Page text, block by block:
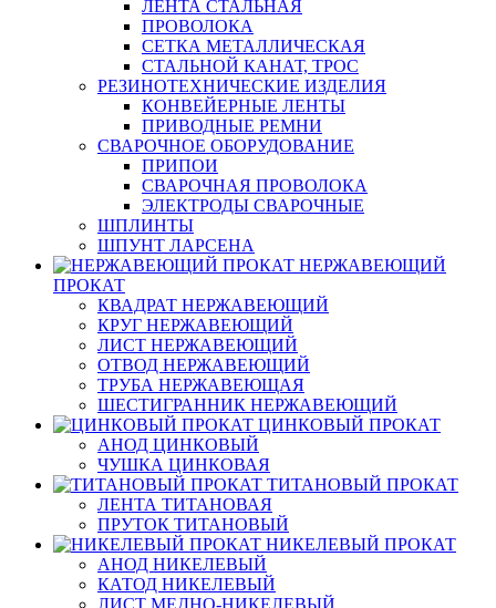
ЛЕНТА СТАЛЬНАЯ
ПРОВОЛОКА
СЕТКА МЕТАЛЛИЧЕСКАЯ
СТАЛЬНОЙ КАНАТ, ТРОС
РЕЗИНОТЕХНИЧЕСКИЕ ИЗДЕЛИЯ
КОНВЕЙЕРНЫЕ ЛЕНТЫ
ПРИВОДНЫЕ РЕМНИ
СВАРОЧНОЕ ОБОРУДОВАНИЕ
ПРИПОИ
СВАРОЧНАЯ ПРОВОЛОКА
ЭЛЕКТРОДЫ СВАРОЧНЫЕ
ШПЛИНТЫ
ШПУНТ ЛАРСЕНА
НЕРЖАВЕЮЩИЙ
ПРОКАТ
КВАДРАТ НЕРЖАВЕЮЩИЙ
КРУГ НЕРЖАВЕЮЩИЙ
ЛИСТ НЕРЖАВЕЮЩИЙ
ОТВОД НЕРЖАВЕЮЩИЙ
ТРУБА НЕРЖАВЕЮЩАЯ
ШЕСТИГРАННИК НЕРЖАВЕЮЩИЙ
ЦИНКОВЫЙ ПРОКАТ
АНОД ЦИНКОВЫЙ
ЧУШКА ЦИНКОВАЯ
ТИТАНОВЫЙ ПРОКАТ
ЛЕНТА ТИТАНОВАЯ
ПРУТОК ТИТАНОВЫЙ
НИКЕЛЕВЫЙ ПРОКАТ
АНОД НИКЕЛЕВЫЙ
КАТОД НИКЕЛЕВЫЙ